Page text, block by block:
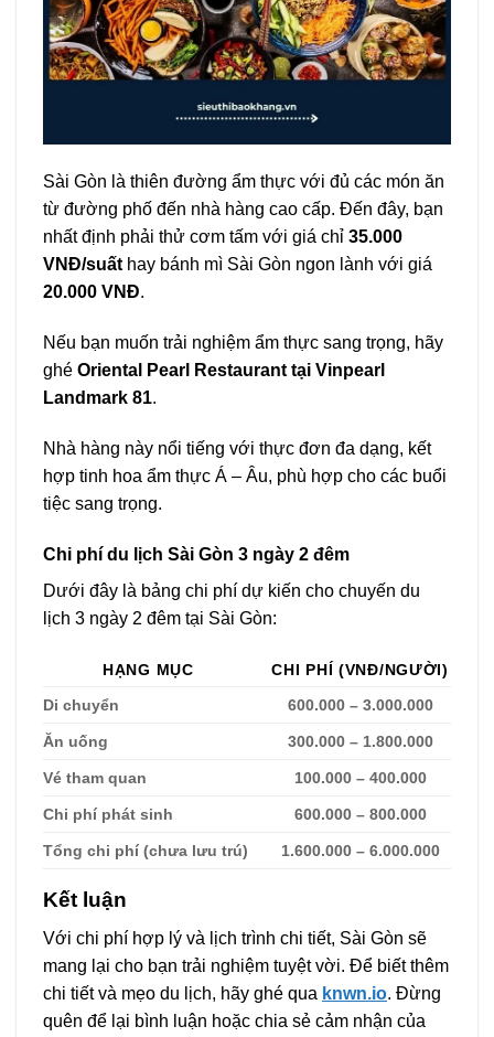
Sài Gòn là thiên đường ẩm thực với đủ các món ăn
từ đường phố đến nhà hàng cao cấp. Đến đây, bạn
nhất định phải thử cơm tấm với giá chỉ 35.000
VNĐ/suất hay bánh mì Sài Gòn ngon lành với giá
20.000 VNĐ.
Nếu bạn muốn trải nghiệm ẩm thực sang trọng, hãy
ghé Oriental Pearl Restaurant tại Vinpearl
Landmark 81.
Nhà hàng này nổi tiếng với thực đơn đa dạng, kết
hợp tinh hoa ẩm thực Á – Âu, phù hợp cho các buổi
tiệc sang trọng.
Chi phí du lịch Sài Gòn 3 ngày 2 đêm
Dưới đây là bảng chi phí dự kiến cho chuyến du
lịch 3 ngày 2 đêm tại Sài Gòn:
HẠNG MỤC
CHI PHÍ (VNĐ/NGƯỜI)
Di chuyển
600.000 – 3.000.000
Ăn uống 300.000 – 1.800.000
Vé tham quan 100.000 – 400.000
Chi phí phát sinh 600.000 – 800.000
Tổng chi phí (chưa lưu trú) 1.600.000 – 6.000.000
Kết luận
Với chi phí hợp lý và lịch trình chi tiết, Sài Gòn sẽ
mang lại cho bạn trải nghiệm tuyệt vời. Để biết thêm
chi tiết và mẹo du lịch, hãy ghé qua knwn.io. Đừng
quên để lại bình luận hoặc chia sẻ cảm nhận của